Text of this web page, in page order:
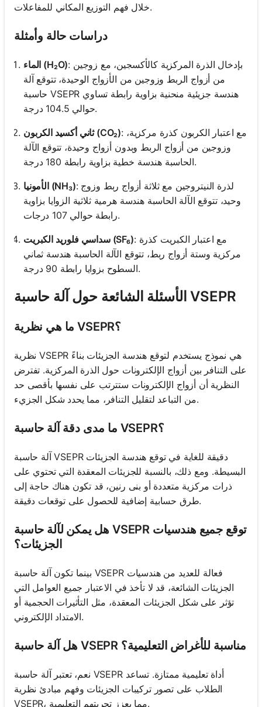
خلال فهم التوزيع المكاني للمفاعلات.
دراسات حالة وأمثلة
الماء (H₂O): بإدخال الذرة المركزية كالأكسجين، مع زوجين
من أزواج الربط وزوجين من الأزواج الوحيدة، تتوقع آلة
حاسبة VSEPR هندسة جزيئية منحنية بزاوية رابطة تساوي
حوالي 104.5 درجة.
ثاني أكسيد الكربون (CO₂): مع اعتبار الكربون كذرة مركزية،
وزوجين من أزواج الربط وبدون أزواج وحيدة، تتوقع الآلة
الحاسبة هندسة خطية بزاوية رابطة 180 درجة.
الأمونيا (NH₃): لذرة النيتروجين مع ثلاثة أزواج ربط وزوج
وحيد، تتوقع الآلة الحاسبة هندسة هرمية ثلاثية الزوايا بزاوية
رابطة حوالي 107 درجات.
سداسي فلوريد الكبريت (SF₆): مع اعتبار الكبريت كذرة
مركزية وستة أزواج ربط، تتوقع الآلة الحاسبة هندسة ثماني
السطوح بزوايا رابطة 90 درجة.
الأسئلة الشائعة حول آلة حاسبة VSEPR
ما هي نظرية VSEPR؟
نظرية VSEPR هي نموذج يستخدم لتوقع هندسة الجزيئات بناءً
على التنافر بين أزواج الإلكترونات حول الذرة المركزية. تفترض
النظرية أن أزواج الإلكترونات ستترتب على نفسها بأقصى حد
من التباعد لتقليل التنافر، مما يحدد شكل الجزيء.
ما مدى دقة آلة حاسبة VSEPR؟
آلة حاسبة VSEPR دقيقة للغاية في توقع هندسة الجزيئات
البسيطة. ومع ذلك، بالنسبة للجزيئات المعقدة التي تحتوي على
ذرات مركزية متعددة أو بنى رنين، قد تكون هناك حاجة إلى
طرق حسابية إضافية للحصول على توقعات دقيقة.
هل يمكن لآلة حاسبة VSEPR توقع جميع هندسيات
الجزيئات؟
بينما تكون آلة حاسبة VSEPR فعالة للعديد من هندسيات
الجزيئات الشائعة، قد لا تأخذ في الاعتبار جميع العوامل التي
تؤثر على شكل الجزيئات المعقدة، مثل التأثيرات الحجمية أو
الامتداد الإلكتروني.
هل آلة حاسبة VSEPR مناسبة للأغراض التعليمية؟
نعم، تعتبر آلة حاسبة VSEPR أداة تعليمية ممتازة. تساعد
الطلاب على تصور تركيبات الجزيئات وفهم مبادئ نظرية
VSEPR، مما يعزز تجربتهم التعليمية.